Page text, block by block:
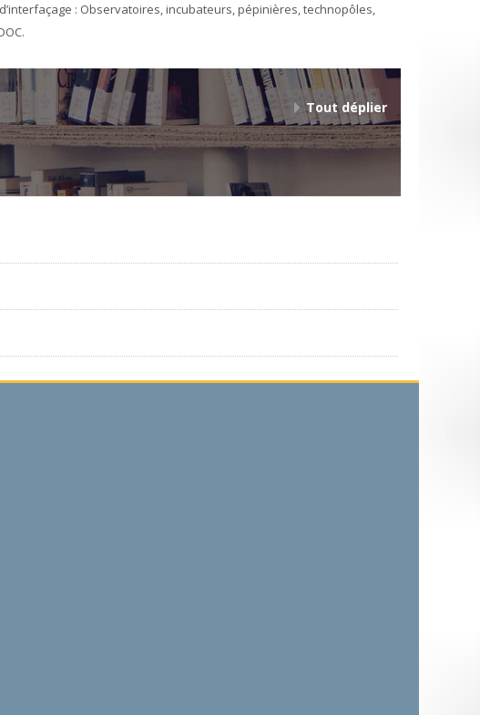
: Observatoires, incubateurs, pépinières, technopôles,
Tout déplier